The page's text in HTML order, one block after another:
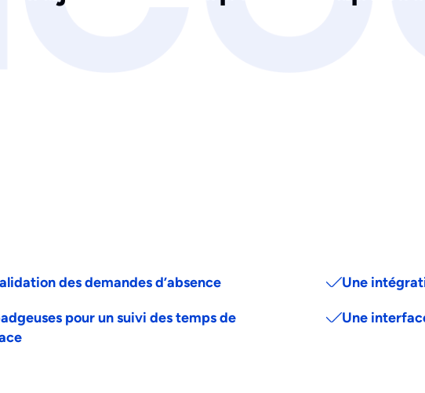
des demandes d’absence
Une
pour un suivi des temps de
Une